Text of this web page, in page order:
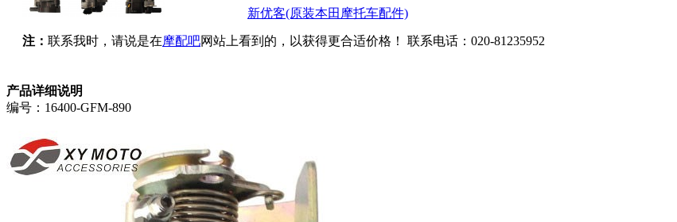
新优客(原装本田摩托车配件)
注： 联系我时，请说是在摩配吧网站上看到的，以获得更合适价格！ 联系电话： 020-81235952
产品详细说明
编号：16400-GFM-890